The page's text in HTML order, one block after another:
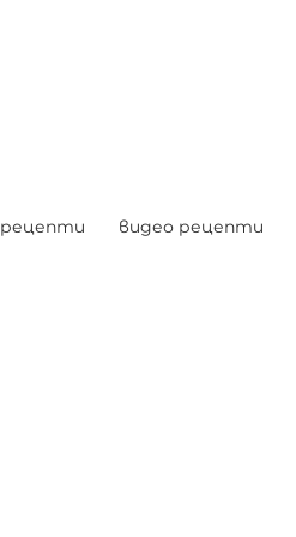
рецепти видео рецепти